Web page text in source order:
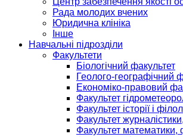
Рада молодих вчених
Юридична клініка
Інше
Навчальні підрозділи
Факультети
Біологічний факультет
Геолого-географічний
Економіко-правовий
Факультет
Факультет історії і
Факультет
Факультет математики,